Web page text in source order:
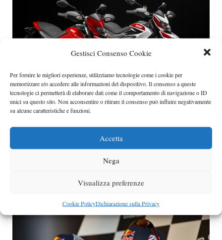
Gestisci Consenso Cookie
Per fornire le migliori esperienze, utilizziamo tecnologie come i cookie per
memorizzare e/o accedere alle informazioni del dispositivo. Il consenso a queste
tecnologie ci permetterà di elaborare dati come il comportamento di navigazione o ID
unici su questo sito. Non acconsentire o ritirare il consenso può influire negativamente
su alcune caratteristiche e funzioni.
Accetta
Nega
Visualizza preferenze
Cookie PolicyDichiarazione sulla Privacy
Quanto costa la passione per la moto
sportiva?
La voglia di mettere in garage una bella moto sportiva
dalle prestazioni eccezionali è